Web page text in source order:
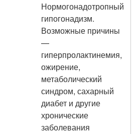
Нормогонадотропный
гипогонадизм.
Возможные причины
—
гиперпролактинемия,
ожирение,
метаболический
синдром, сахарный
диабет и другие
хронические
заболевания